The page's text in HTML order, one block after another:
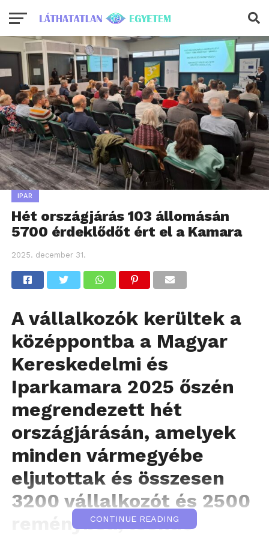
IPAR
Hét országjárás 103 állomásán
5700 érdeklődőt ért el a Kamara
2025. december 31.
A vállalkozók kerültek a
középpontba a Magyar
Kereskedelmi és
Iparkamara 2025 őszén
megrendezett hét
országjárásán, amelyek
minden vármegyébe
eljutottak és összesen
3200 vállalkozót és 2500
reménybeli, leendő
CONTINUE READING